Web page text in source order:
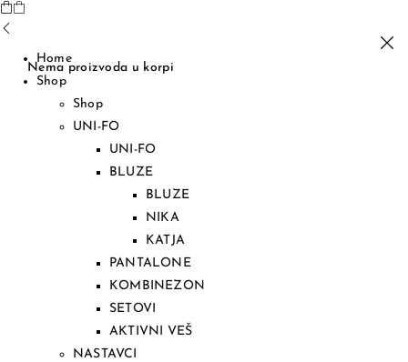
Nema proizvoda u korpi
Home
Shop
Shop
UNI-FO
UNI-FO
BLUZE
BLUZE
NIKA
KATJA
PANTALONE
KOMBINEZON
SETOVI
AKTIVNI VEŠ
NASTAVCI